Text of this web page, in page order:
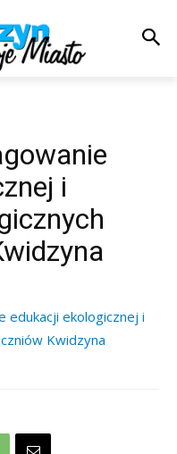
i
edukacji ekologicznej i
Kwidzyna